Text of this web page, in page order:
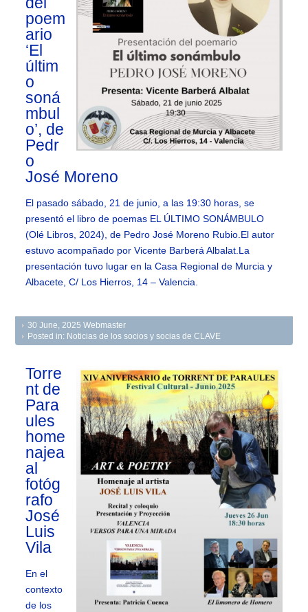
poem
ario
‘El
últim
o
soná
mbul
o’, de
Pedr
o
José Moreno
El pasado sábado, 21 de junio, a las 19:30 horas, se
presentó el libro de poemas EL ÚLTIMO SONÁMBULO
(Olé Libros, 2024), de Pedro José Moreno Rubio.El autor
estuvo acompañado por Vicente Barberá Albalat.La
presentación tuvo lugar en la Casa Regional de Murcia y
Albacete, C/ Los Hierros, 14 – Valencia.
30 June, 2025 Webmaster
Posted in: Noticias de los socios y socias de CLAVE
Torre
nt de
Para
ules
home
najea
al
fotóg
rafo
José
Luis
Vila
En el
contexto
de los